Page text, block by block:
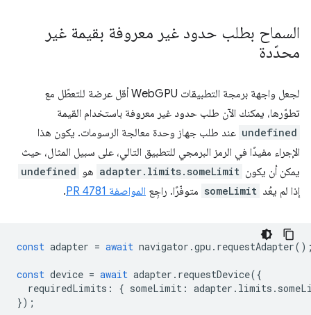
السماح بطلب حدود غير معروفة بقيمة غير
محدّدة
لجعل واجهة برمجة التطبيقات WebGPU أقل عرضة للتعطّل مع
تطوّرها، يمكنك الآن طلب حدود غير معروفة باستخدام القيمة
undefined عند طلب جهاز وحدة معالجة الرسومات. يكون هذا
الإجراء مفيدًا في الرمز البرمجي للتطبيق التالي، على سبيل المثال، حيث
يمكن أن يكون adapter.limits.someLimit هو undefined
إذا لم يعُد someLimit متوفّرًا. راجِع المواصفة PR 4781 .
const adapter = await navigator .gpu . requestAdapter
const device = await adapter . requestDevice({
requiredLimits : { someLimit : adapter . limits .
});